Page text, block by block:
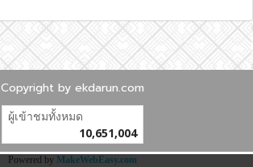
Copyright by ekdarun.com
ผู้เข้าชมทั้งหมด
10,651,004
Powered by MakeWebEasy.com